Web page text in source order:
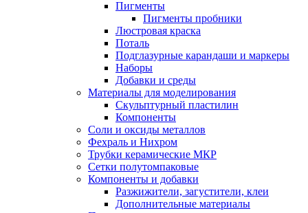
Пигменты
Пигменты пробники
Люстровая краска
Поталь
Подглазурные карандаши и маркеры
Наборы
Добавки и среды
Материалы для моделирования
Скульптурный пластилин
Компоненты
Соли и оксиды металлов
Фехраль и Нихром
Трубки керамические МКР
Сетки полутомпаковые
Компоненты и добавки
Разжижители, загустители, клеи
Дополнительные материалы